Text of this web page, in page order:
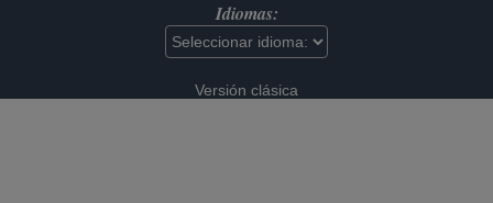
Idiomas:
Versión clásica